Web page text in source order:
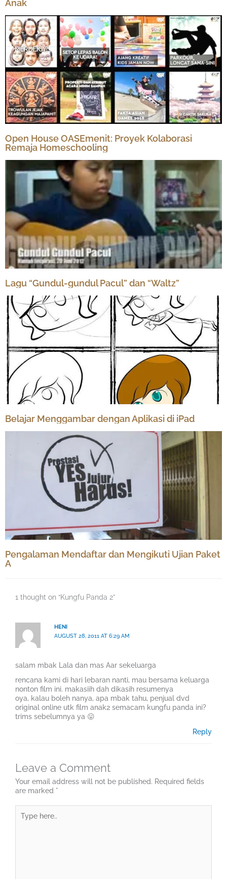
Anak
Open House OASEmenit: Proyek Kolaborasi
Remaja Homeschooling
Lagu “Gundul-gundul Pacul” dan “Waltz”
Belajar Menggambar dengan Aplikasi di iPad
Pengalaman Mendaftar dan Mengikuti Ujian Paket
A
1 thought on “Kungfu Panda 2”
HENI
AUGUST 28, 2011 AT 6:29 AM
salam mbak Lala dan mas Aar sekeluarga
rencana kami di hari lebaran nanti, mau bersama keluarga
nonton film ini. makasiih dah dikasih resumenya
oya, kalau boleh nanya, apa mbak tahu, penjual dvd
original online utk film anak2 semacam kungfu panda ini?
trims sebelumnya ya 😛
Reply
Leave a Comment
Your email address will not be published. Required fields
are marked *
here..